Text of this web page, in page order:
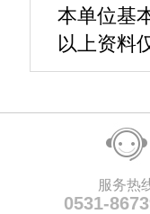
本单位基
以上资料
服务热
0531-